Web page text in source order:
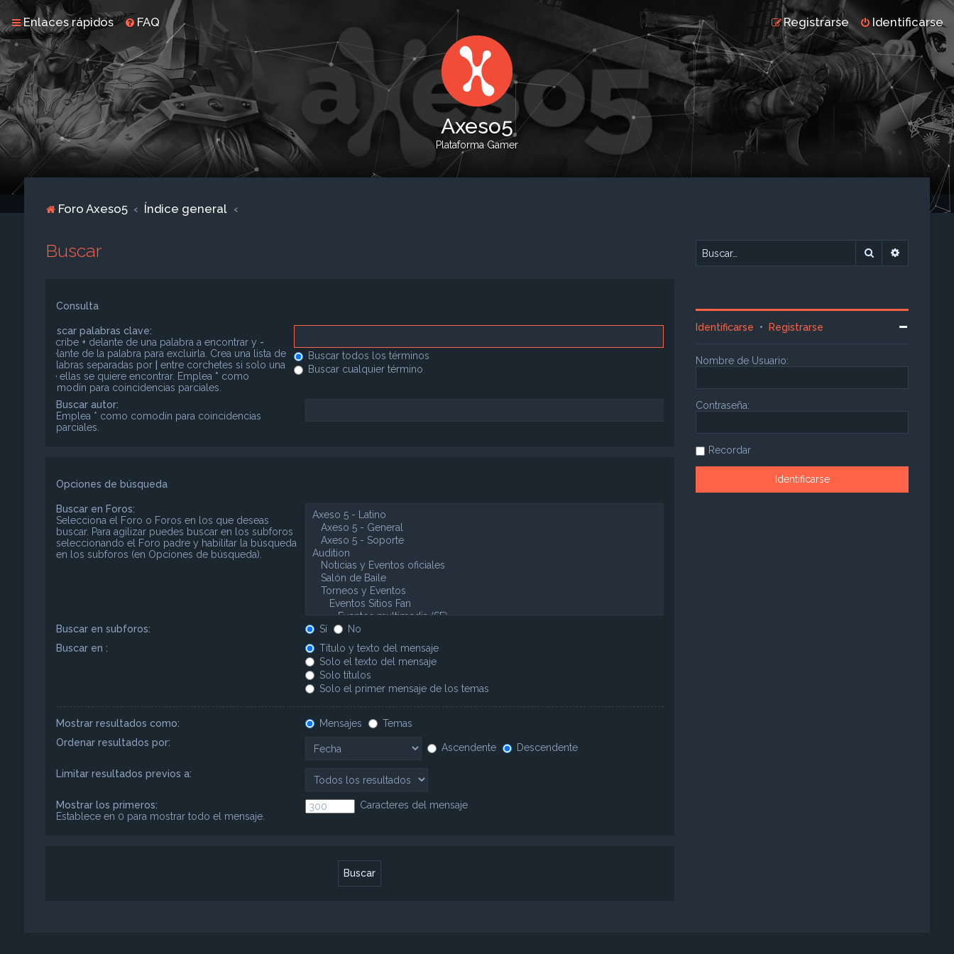
Enlaces rápidos FAQ Identificarse
Registrarse
Axeso5
Plataforma Gamer
Foro Axeso5 Índice general
Buscar
Consulta
Buscar palabras clave:
Escribe + delante de una palabra a encontrar y -
delante de la palabra para excluirla. Crea una lista de
palabras separadas por
entre corchetes si solo una
de ellas se quiere encontrar. Emplea * como
comodín para coincidencias parciales.
Buscar todos los términos
Buscar cualquier término
Buscar autor:
Emplea * como comodín para coincidencias
parciales.
Opciones de búsqueda
Buscar en Foros:
Selecciona el Foro o Foros en los que deseas
buscar. Para agilizar puedes buscar en los subforos
seleccionando el Foro padre y habilitar la búsqueda
en los subforos (en Opciones de búsqueda).
Buscar en subforos: Sí
No
Buscar en :
Título y texto del mensaje
Solo el texto del mensaje
Solo títulos
Solo el primer mensaje de los temas
Mostrar resultados como: Mensajes
Temas
Ordenar resultados por:
Ascendente Descendente
Limitar resultados previos a:
Mostrar los primeros:
Establece en 0 para mostrar todo el mensaje.
Caracteres del mensaje
Buscar
Identificarse • Registrarse
Nombre de Usuario:
Contraseña:
Recordar